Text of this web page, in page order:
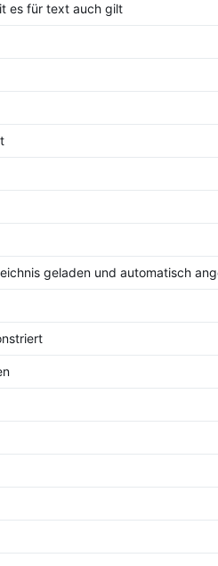
es für text auch gilt
geladen und automatisch